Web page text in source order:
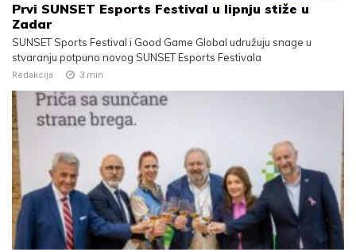
Prvi SUNSET Esports Festival u lipnju stiže u
Zadar
SUNSET Sports Festival i Good Game Global udružuju snage u
stvaranju potpuno novog SUNSET Esports Festivala
Redakcija 3 min